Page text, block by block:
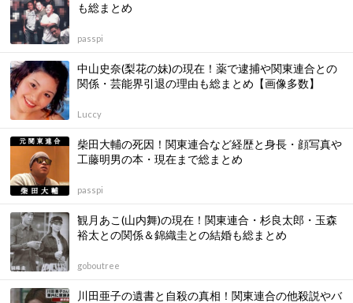
も総まとめ
passpi
中山史奈(梨花の妹)の現在！薬で逮捕や関東連合との
関係・芸能界引退の理由も総まとめ【画像多数】
Luccy
柴田大輔の死因！関東連合など経歴と身長・顔写真や
工藤明男の本・現在まで総まとめ
passpi
観月あこ(山内舞)の現在！関東連合・杉良太郎・玉森
裕太との関係＆錦織圭との結婚も総まとめ
goboutree
川田亜子の遺書と自殺の真相！関東連合の他殺説やバ